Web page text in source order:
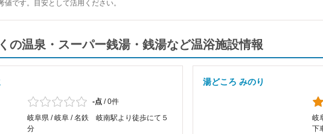
です。目安として活用ください。
の温泉・スーパー銭湯・銭湯など温浴施設情報
-点 /0件
岐阜県 / 岐阜 / 名鉄 岐南駅より徒歩にて５
分
湯どころ みのり
岐
下